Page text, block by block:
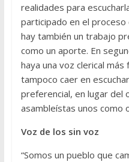
realidades para
participado en el proceso
hay también un trabajo
como un aporte. En
haya una voz clerical
tampoco caer en
preferencial, en lugar del
asambleístas unos como
Voz de los sin voz
“Somos un pueblo que